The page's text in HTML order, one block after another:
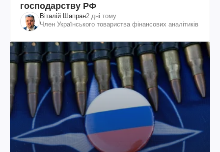
господарству РФ
Віталій Шапран2 дні тому
Член Українського товариства фінансових аналітиків